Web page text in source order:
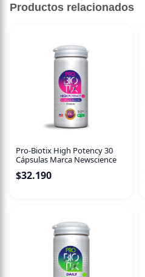
Productos relacionados
Pro-Biotix High Potency 30
Cápsulas Marca Newscience
$32.190